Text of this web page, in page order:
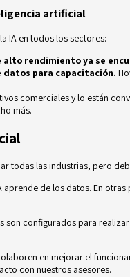
artificial
IA en todos los sectores:
alto rendimiento ya se
datos para capacitación.
comerciales y lo están
más.
todas las industrias, pero
de los datos. En
son configurados para
en mejorar el
con nuestros asesores.